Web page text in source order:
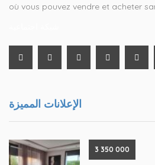
où vous pouvez vendre et acheter
الإعلانات المميزة
3 350 000